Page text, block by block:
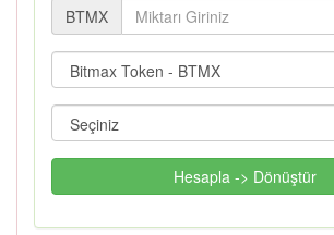
BTMX
Hesapla -> Dönüştür